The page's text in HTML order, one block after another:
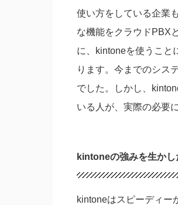
使い方をしている企業
な機能をクラウドPBX
に、kintoneを使うこと
ります。今までのシス
でした。しかし、
いる人が、実際の必要
kintoneの強みを生かし
kintoneはスピーディー